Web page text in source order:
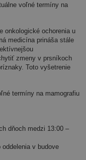
voľné termíny na
onkologické ochorenia u
medicína prináša stále
zmeny v prsníkoch
Toto vyšetrenie
termíny na mamografiu
dňoch medzi 13:00 –
v budove